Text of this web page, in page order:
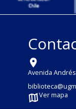
Avenida
Ver mapa